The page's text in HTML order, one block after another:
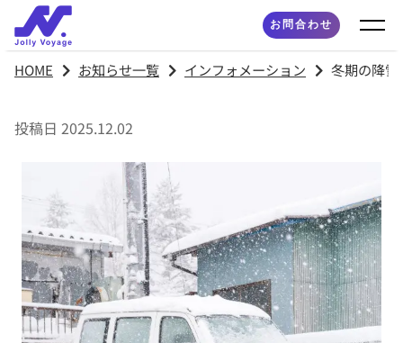
お問合わせ
HOME お知らせ一覧 インフォメーション 冬期の降
投稿日 2025.12.02